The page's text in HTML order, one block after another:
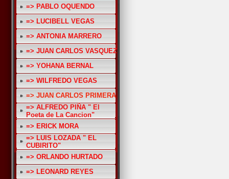
=> PABLO OQUENDO
=> LUCIBELL VEGAS
=> ANTONIA MARRERO
=> JUAN CARLOS VASQUEZ
=> YOHANA BERNAL
=> WILFREDO VEGAS
=> JUAN CARLOS PRIMERA
=> ALFREDO PIÑA " El
Poeta de La Cancion"
=> ERICK MORA
=> LUIS LOZADA " EL
CUBIRITO"
=> ORLANDO HURTADO
=> LEONARD REYES